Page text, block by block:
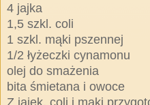
4 jajka
1,5 szkl. coli
1 szkl. mąki pszennej
1/2 łyżeczki cynamonu
olej do smażenia
bita śmietana i owoce
Z jajek, coli i mąki